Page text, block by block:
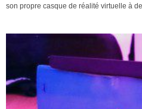
son propre casque de réalité virtuelle à